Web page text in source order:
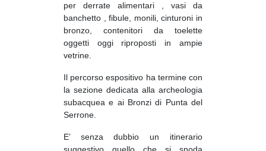
per derrate alimentari , vasi da
banchetto , fibule, monili, cinturoni in
bronzo, contenitori da toelette
oggetti oggi riproposti in ampie
vetrine.
Il percorso espositivo ha termine con
la sezione dedicata alla archeologia
subacquea e ai Bronzi di Punta del
Serrone.
E’ senza dubbio un itinerario